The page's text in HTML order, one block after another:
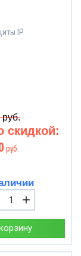
IP
руб.
скидкой:
руб.
+